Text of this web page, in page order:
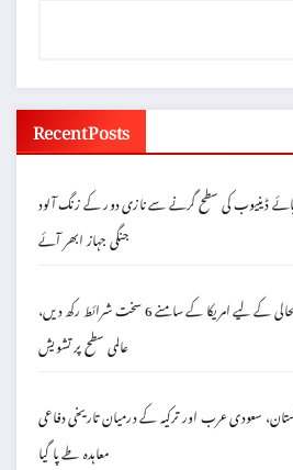
Recent Posts
ڈینیوب کی سطح گرنے سے نازی دور کے زنگ آلود
جنگی جہاز ابھر آئے
ایران نے آبنائے ہرمز کی مکمل بحالی کے لیے امریکا کے سامنے 6 سخت شرائط رکھ دیں،
عالمی سطح پر تشویش
سعودی عرب اور ترکیہ کے درمیان تاریخی دفاعی
معاہدہ طے پا گیا